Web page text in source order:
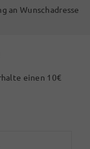
an Wunschadresse
einen 10€